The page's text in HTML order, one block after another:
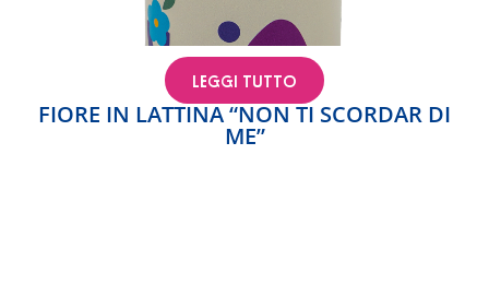
FIORE IN LATTINA “NON TI SCORDAR DI
ME”
LEGGI TUTTO